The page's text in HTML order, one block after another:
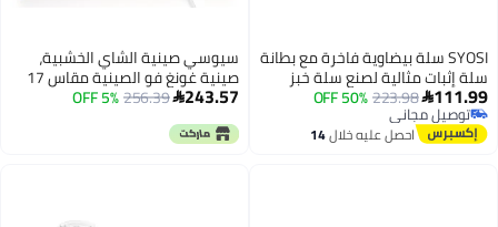
SYOSI سلة بيضاوية فاخرة مع بطانة
سلة إثبات مثالية لصنع سلة خبز
جميلة مع بطانة قماشية للاستخدام
المنزلي والمهني في خبز العجين
المخمر 8.3 x 6 x 4 بوصات
111.99
223.98
50% OFF
توصيل مجاني
توصيل مجانياحصل عليه خلال14
سيوسي صينية الشاي الخشبية،
صينية غونغ فو الصينية مقاس 17
بوصة مع صندوق تخزين الماء، صينية
التقديم المنزلية، طاولة الشاي
المفلترة للمنزل، المكتب
243.57
256.39
5% OFF